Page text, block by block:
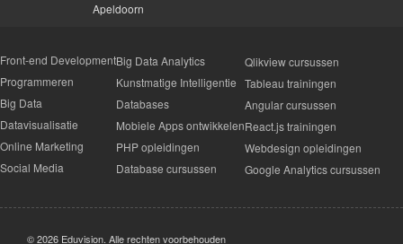
Apeldoorn
Front-end Development
Programmeren
Big Data
Datavisualisatie
Online Marketing
Social Media
Big Data Analytics
Kunstmatige Intelligentie
Databases
Mobiele Apps ontwikkelen
PHP opleidingen
Database cursussen
Qlikview cursussen
Tableau trainingen
Angular cursussen
React.js trainingen
Webdesign opleidingen
Google Analytics cursussen
© 2026 Eduvision. Alle rechten voorbehouden